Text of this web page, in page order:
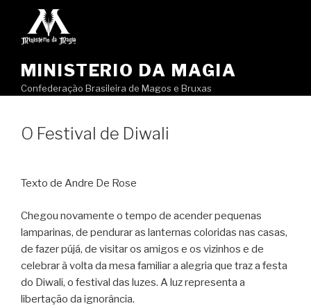
MINISTERIO DA MAGIA
Confederação Brasileira de Magos e Bruxas
O Festival de Diwali
Texto de Andre De Rose
Chegou novamente o tempo de acender pequenas
lamparinas, de pendurar as lanternas coloridas nas casas,
de fazer pújá, de visitar os amigos e os vizinhos e de
celebrar à volta da mesa familiar a alegria que traz a festa
do Diwali, o festival das luzes. A luz representa a
libertação da ignorância.